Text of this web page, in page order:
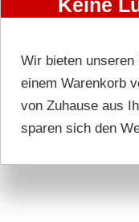
Keine
Wir bieten unseren
einem Warenkorb
von Zuhause aus
sparen sich den